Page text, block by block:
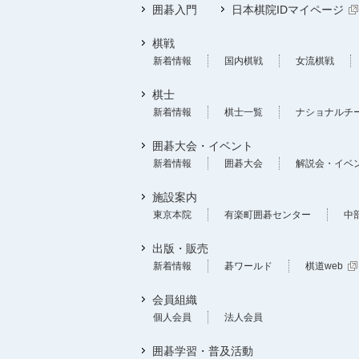
囲碁入門 日本棋院IDマイページ
棋戦
新着情報 国内棋戦 女流棋戦
棋士
新着情報 棋士一覧 ナショナルチ
囲碁大会・イベント
新着情報 囲碁大会 解説会・イベ
施設案内
東京本院 有楽町囲碁センター 中
出版・販売
新着情報 碁ワールド 棋道web
会員組織
個人会員 法人会員
囲碁学習・普及活動